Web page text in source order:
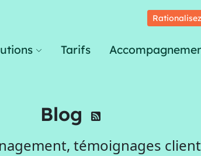
Tarifs
Blog
témoignages